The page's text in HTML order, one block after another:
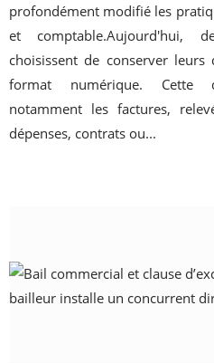
profondément modifié les
et comptable.Aujourd'hui,
choisissent de conserver leurs
format numérique. Cette
notamment les factures,
dépenses, contrats ou...